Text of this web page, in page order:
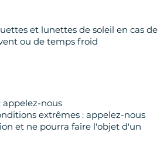
et lunettes de soleil en cas de
ou de temps froid
appelez-nous
extrêmes : appelez-nous
et ne pourra faire l'objet d'un